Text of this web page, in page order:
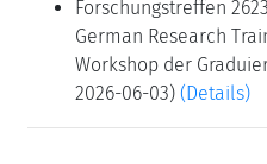
Forschungstreffen
German Research
Workshop der
2026-06-03) (Details)